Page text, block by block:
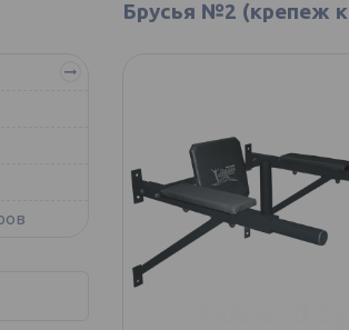
Брусья №2 (крепеж